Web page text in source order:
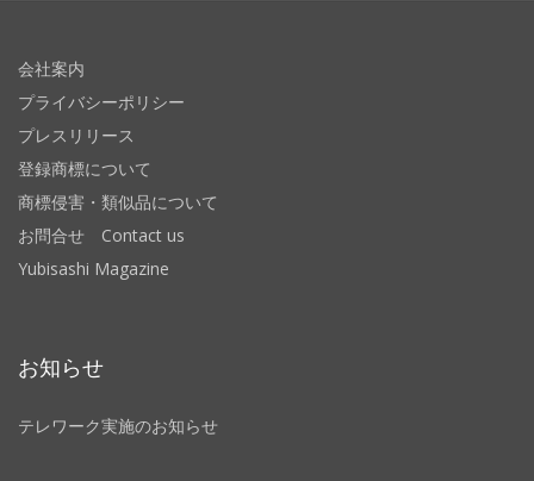
会社案内
プライバシーポリシー
プレスリリース
登録商標について
商標侵害・類似品について
お問合せ Contact us
Yubisashi Magazine
お知らせ
テレワーク実施のお知らせ